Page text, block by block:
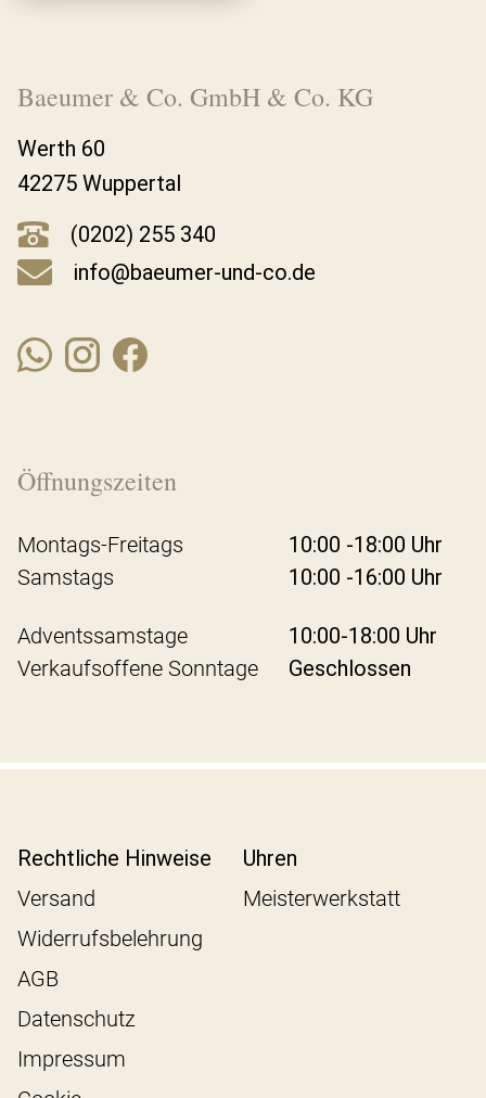
Baeumer & Co. GmbH & Co. KG
Werth 60
42275 Wuppertal
(0202) 255 340
info@baeumer-und-co.de
Öffnungszeiten
Montags-Freitags
10:00 -18:00 Uhr
Samstags
10:00 -16:00 Uhr
Adventssamstage
10:00-18:00 Uhr
Verkaufsoffene Sonntage
Geschlossen
Rechtliche Hinweise
Versand
Widerrufsbelehrung
AGB
Datenschutz
Impressum
Uhren
Meisterwerkstatt